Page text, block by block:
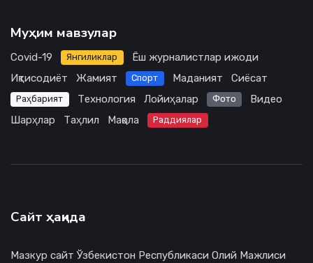
Муҳим мавзулар
Covid-19 Янгиликлар
Ёш журналистлар ижоди
Иқтисодиёт
Жамият Спорт Маданият Сиёсат
Раҳбарият Технология Лойиҳалар Фото
Видео
Шарҳлар
Таҳлил Мақола Раддиялар
Сайт ҳақида
Мазкур сайт Ўзбекистон Республикаси Олий Мажлиси